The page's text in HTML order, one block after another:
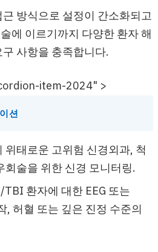
근 방식으로 설정이 간소화되고
에 이르기까지 다양한 환자 해
사항을 충족합니다.
item-2024" >
션
위태로운 고위험 신경외과, 척
회술을 위한 신경 모니터링.
TBI 환자에 대한 EEG 또는
, 허혈 또는 깊은 진정 수준의